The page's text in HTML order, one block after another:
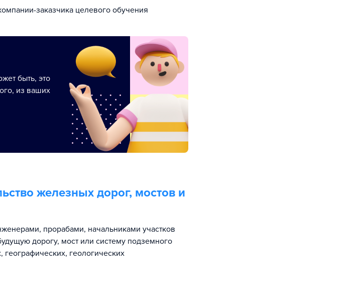
заказчика целевого обучения
быть, это
из ваших
железных дорог, мостов и
прорабами, начальниками участков
дорогу, мост или систему подземного
географических, геологических